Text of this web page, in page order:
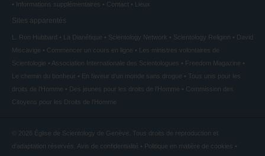
Informations supplémentaires
Contact Lieux
Sites apparentés
L. Ron Hubbard La Dianétique Scientology Network Scientology Religion
David
Miscavige
Commencer un cours en ligne
Les ministres volontaires de
Scientologie
Association Internationale des Scientologues
Freedom Magazine
Le chemin du bonheur
En faveur d’un monde sans drogue
Tous unis pour les
droits de l’Homme
Des jeunes pour les droits de l’Homme
Commission des
Citoyens pour les Droits de l’Homme
© 2026 Église de Scientology de Genève. Tous droits de reproduction et
d’adaptation réservés. Avis de confidentialité • Politique en matière de cookies •